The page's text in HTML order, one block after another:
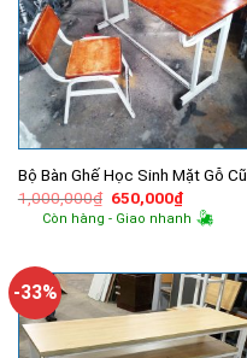
Bộ Bàn Ghế Học Sinh Mặt Gỗ Cũ
1,000,000₫ Giá
gốc
là:
650,000₫Giá
hiện
tại
Còn hàng - Giao nhanh
-33%